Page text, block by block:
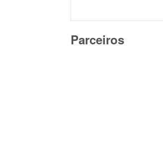
Parceiros